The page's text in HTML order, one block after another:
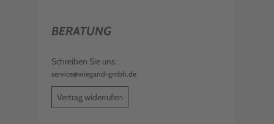
BERATUNG
Schreiben Sie uns:
service@wiegand-gmbh.de
Vertrag widerrufen